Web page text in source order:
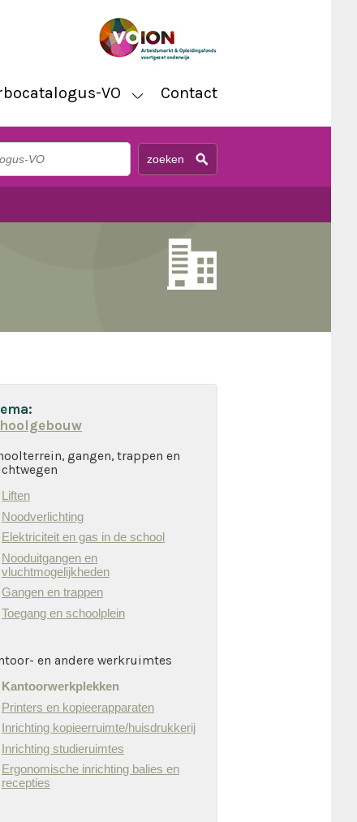
VO Contact
gangen, trappen en
Liften
Noodverlichting
Elektriciteit en gas in de school
Nooduitgangen en
vluchtmogelijkheden
Gangen en trappen
Toegang en schoolplein
en andere werkruimtes
Kantoorwerkplekken
Printers en kopieerapparaten
Inrichting kopieerruimte/huisdrukkerij
Inrichting studieruimtes
Ergonomische inrichting balies en
recepties